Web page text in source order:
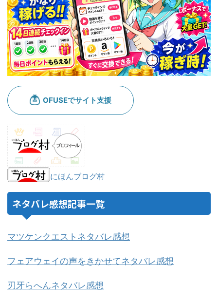
にほんブログ村
ネタバレ感想記事一覧
マツケンクエストネタバレ感想
フェアウェイの声をきかせてネタバレ感想
刃牙らへんネタバレ感想